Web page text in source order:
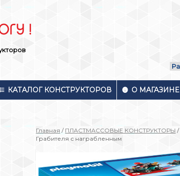
КАТАЛОГ КОНСТРУКТОРОВ О МАГАЗИНЕ
Главная / ПЛАСТМАССОВЫЕ КОНСТРУКТОРЫ /
Грабителя с награбленным